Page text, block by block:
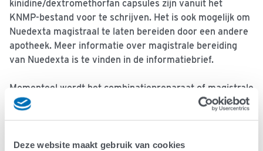
Deze website maakt gebruik van cookies
kinidine/dextromethorfan capsules zijn vanuit het
KNMP-bestand voor te schrijven. Het is ook mogelijk om
Nuedexta magistraal te laten bereiden door een andere
apotheek. Meer informatie over magistrale bereiding
van Nuedexta is te vinden in de informatiebrief.
Momenteel wordt het combinatiepreparaat of magistrale
bereiding alleen vergoed als er sprake is van
dwanghuilen, dwanghuilen of dwanggapen dan adviseert